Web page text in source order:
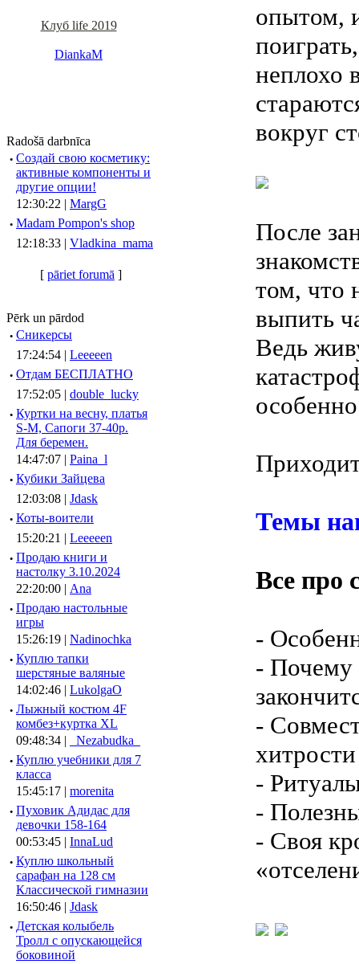
Клуб life 2019
DiankaM
Radošā darbnīca
· Создай свою косметику:
активные компоненты и
другие опции!
12:30:22 | MargG
· Madam Pompon's shop
12:18:33 | Vladkina_mama
[ pāriet forumā ]
Pērk un pārdod
· Сникерсы
17:24:54 | Leeeeen
· Отдам БЕСПЛАТНО
17:52:05 | double_lucky
· Куртки на весну, платья
S-M, Сапоги 37-40р.
Для беремен.
14:47:07 | Paina_l
· Кубики Зайцева
12:03:08 | Jdask
· Коты-воители
15:20:21 | Leeeeen
· Продаю книги и
настолку 3.10.2024
22:20:00 | Ana
· Продаю настольные
игры
15:26:19 | Nadinochka
· Куплю тапки
шерстяные валяные
14:02:46 | LukolgaO
· Лыжный костюм 4F
комбез+куртка XL
09:48:34 |
_Nezabudka_
· Куплю учебники для 7
класса
15:45:17 | morenita
· Пуховик Адидас для
девочки 158-164
00:53:45 | InnaLud
· Куплю школьный
сарафан на 128 см
Классической гимназии
16:50:46 | Jdask
· Детская колыбель
Тролл с опускающейся
боковиной
опытом,
неплохо
вокруг
После
том, что
выпить
Ведь
Темы
Все про
-
- Почему
-
-
-
- Своя